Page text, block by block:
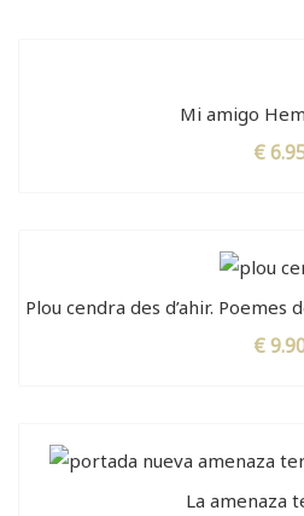
Mi amigo
€
Plou cendra des d’ahir.
€
La amenaza